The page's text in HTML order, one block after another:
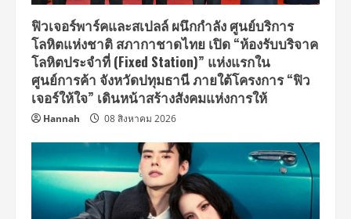
ฟิวเจอร์พาร์คและสเปลล์ ผนึกกำลัง ศูนย์บริการ
โลหิตแห่งชาติ สภากาชาดไทย เปิด “ห้องรับบริจาค
โลหิตประจำที่ (Fixed Station)” แห่งแรกใน
ศูนย์การค้า จังหวัดปทุมธานี ภายใต้โครงการ “ฟิว
เจอร์ให้ใจ” เดินหน้าสร้างสังคมแห่งการให้
Hannah 08 สิงหาคม 2026